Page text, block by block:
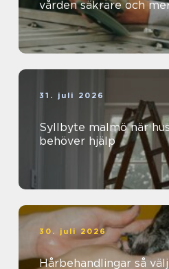
vården säkrare och
31. juli 2026
Syllbyte malmö när husets grund
behöver hjälp
30. juli 2026
Hårbehandlingar så väljer du rätt för ditt